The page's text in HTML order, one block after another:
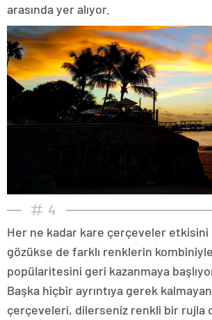
arasında yer alıyor.
4
Her ne kadar kare çerçeveler
gözükse de farklı renklerin
popülaritesini geri kazanmaya
Başka hiçbir ayrıntıya gerek
çerçeveleri, dilerseniz renkli bir rujla